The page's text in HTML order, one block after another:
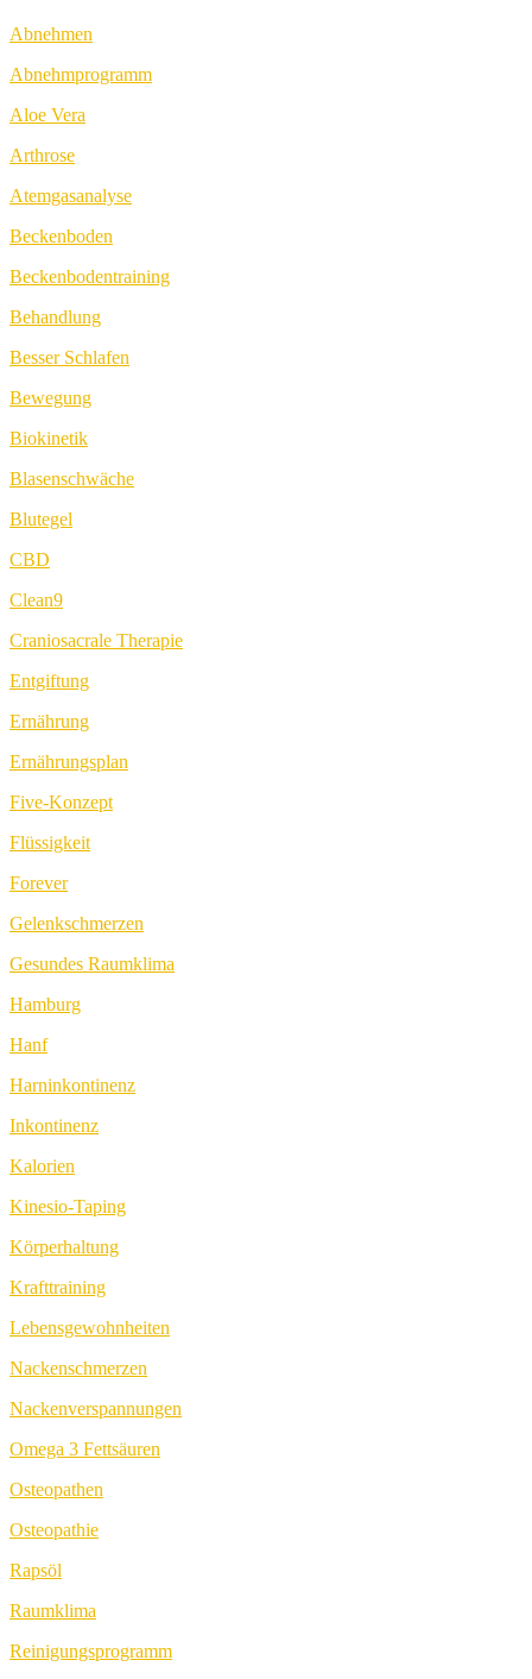
Abnehmen
Abnehmprogramm
Aloe Vera
Arthrose
Atemgasanalyse
Beckenboden
Beckenbodentraining
Behandlung
Besser Schlafen
Bewegung
Biokinetik
Blasenschwäche
Blutegel
CBD
Clean9
Craniosacrale Therapie
Entgiftung
Ernährung
Ernährungsplan
Five-Konzept
Flüssigkeit
Forever
Gelenkschmerzen
Gesundes Raumklima
Hamburg
Hanf
Harninkontinenz
Inkontinenz
Kalorien
Kinesio-Taping
Körperhaltung
Krafttraining
Lebensgewohnheiten
Nackenschmerzen
Nackenverspannungen
Omega 3 Fettsäuren
Osteopathen
Osteopathie
Rapsöl
Raumklima
Reinigungsprogramm